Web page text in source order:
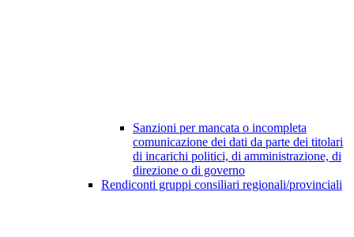
Sanzioni per mancata o incompleta
comunicazione dei dati da parte dei titolari
di incarichi politici, di amministrazione, di
direzione o di governo
Rendiconti gruppi consiliari regionali/provinciali